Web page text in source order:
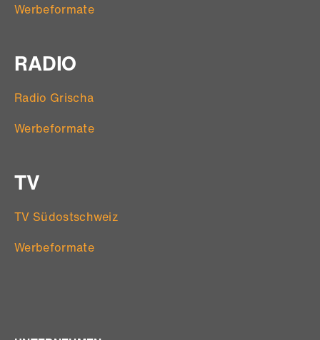
Werbeformate
RADIO
Radio Grischa
Werbeformate
TV
TV Südostschweiz
Werbeformate